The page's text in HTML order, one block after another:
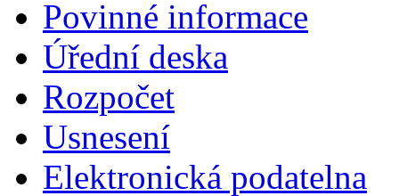
Povinné informace
Úřední deska
Rozpočet
Usnesení
Elektronická podatelna